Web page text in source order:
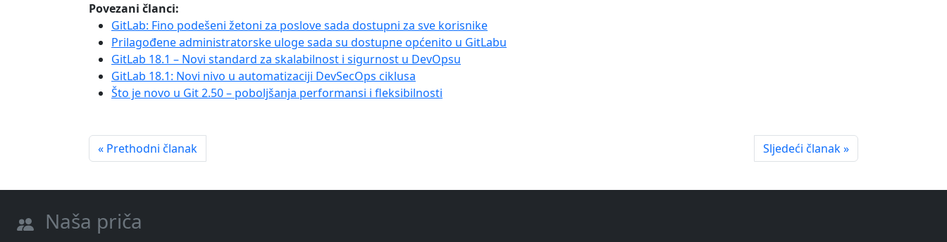
Povezani članci:
GitLab: Fino podešeni žetoni za poslove sada dostupni za sve korisnike
Prilagođene administratorske uloge sada su dostupne općenito u GitLabu
GitLab 18.1 – Novi standard za skalabilnost i sigurnost u DevOpsu
GitLab 18.1: Novi nivo u automatizaciji DevSecOps ciklusa
Što je novo u Git 2.50 – poboljšanja performansi i fleksibilnosti
« Prethodni članak Sljedeći članak »
Naša priča